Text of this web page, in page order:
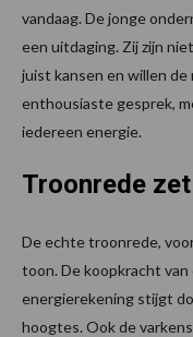
vandaag. De jonge
een uitdaging. Zij zijn
juist kansen en willen
enthousiaste gesprek,
iedereen energie.
Troonrede
De echte troonrede,
toon. De koopkracht
energierekening stijgt
hoogtes. Ook de